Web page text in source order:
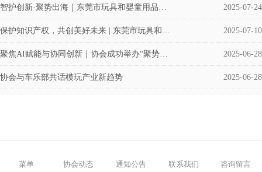
智护创新·聚势出海｜东莞市玩具和婴童用品企业涉外知识产权交流会成功举办 2025-07-24
保护知识产权，共创美好未来 | 东莞市玩具和婴童用品协会积极筹备成立维权援助工作站 2025-07-10
聚焦AI赋能与协同创新｜协会成功举办“聚势·共赢”企业交流活动 2025-06-28
协会与车乐部共话模玩产业新趋势 2025-06-28
菜单 协会动态 通知公告 联系我们 咨询留言